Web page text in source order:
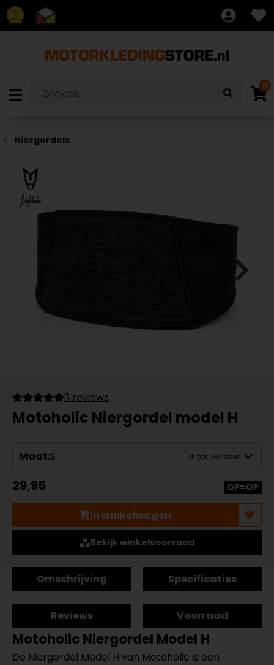
8.7
0
Niergordels
3 reviews
Motoholic Niergordel model H
Maat:S direct leverbaar
29,95 OP=OP
In winkelwagen
Bekijk winkelvoorraad
Omschrijving Specificaties
Reviews Voorraad
Motoholic Niergordel Model H
De Niergordel Model H van Motoholic is een